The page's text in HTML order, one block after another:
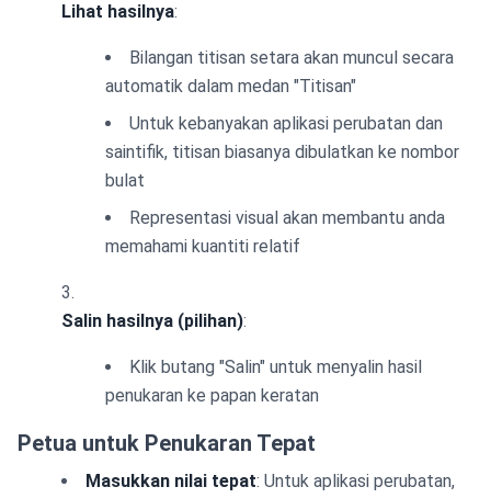
Lihat hasilnya:
Bilangan titisan setara akan muncul secara
automatik dalam medan "Titisan"
Untuk kebanyakan aplikasi perubatan dan
saintifik, titisan biasanya dibulatkan ke nombor
bulat
Representasi visual akan membantu anda
memahami kuantiti relatif
Salin hasilnya (pilihan):
Klik butang "Salin" untuk menyalin hasil
penukaran ke papan keratan
Petua untuk Penukaran Tepat
Masukkan nilai tepat: Untuk aplikasi perubatan,